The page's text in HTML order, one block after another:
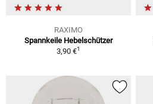
RAXIMO
Spannkeile Hebelschützer
3,90 €1